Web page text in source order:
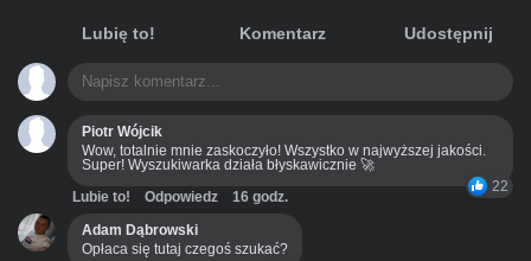
Lubię to! Komentarz Udostępnij
Piotr Wójcik
Wow, totalnie mnie zaskoczyło! Wszystko w najwyższej jakości.
Super! Wyszukiwarka działa błyskawicznie 🚀
22
Lubie to! Odpowiedz
16 godz.
Adam Dąbrowski
Opłaca się tutaj czegoś szukać?